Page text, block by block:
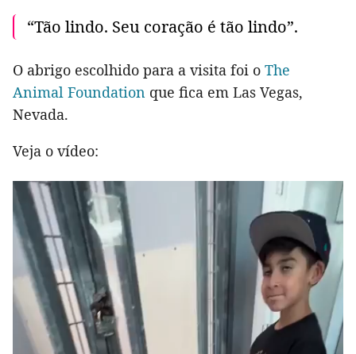
“Tão lindo. Seu coração é tão lindo”.
O abrigo escolhido para a visita foi o The
Animal Foundation que fica em Las Vegas,
Nevada.
Veja o vídeo: